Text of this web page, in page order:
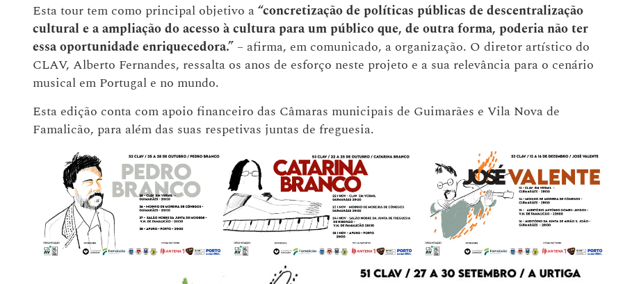
Esta tour tem como principal objetivo a“concretização de políticas públicas de descentralização
cultural e a ampliação do acesso à cultura para um público que, de outra forma, poderia não ter
essa oportunidade enriquecedora.” – afirma, em comunicado, a organização. O diretor artístico do
CLAV, Alberto Fernandes, ressalta os anos de esforço neste projeto e a sua relevância para o cenário
musical em Portugal e no mundo.
Esta edição conta com apoio financeiro das Câmaras municipais de Guimarães e Vila Nova de
Famalicão, para além das suas respetivas juntas de freguesia.